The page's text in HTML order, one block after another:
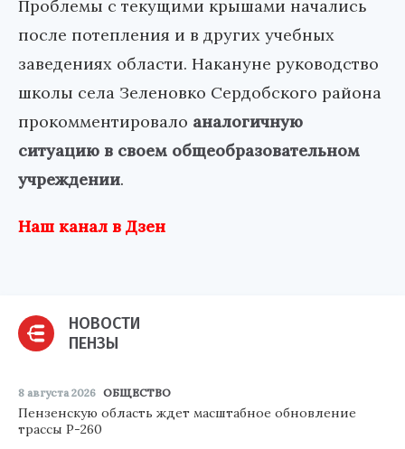
Проблемы с текущими крышами начались
после потепления и в других учебных
заведениях области. Накануне руководство
школы села Зеленовко Сердобского района
прокомментировало аналогичную
ситуацию в своем общеобразовательном
учреждении.
Наш канал в Дзен
НОВОСТИ
ПЕНЗЫ
8 августа 2026 ОБЩЕСТВО
Пензенскую область ждет масштабное обновление
трассы Р-260